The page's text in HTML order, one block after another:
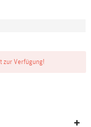
zur Verfügung!